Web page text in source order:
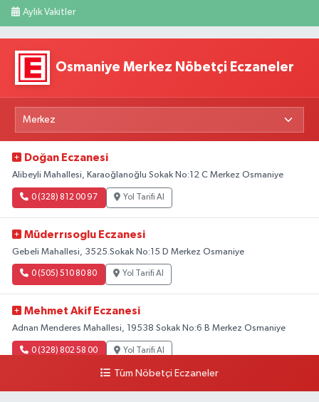
Aylık Vakitler
Osmaniye Merkez Nöbetçi Eczaneler
Doğan Eczanesi
Alibeyli Mahallesi, Karaoğlanoğlu Sokak No:12 C Merkez Osmaniye
0 (328) 812 00 97 Yol Tarifi Al
Müderrısoglu Eczanesi
Gebeli Mahallesi, 3525.Sokak No:15 D Merkez Osmaniye
0 (505) 510 80 80 Yol Tarifi Al
Mehmet Akif Eczanesi
Adnan Menderes Mahallesi, 19538 Sokak No:6 B Merkez Osmaniye
0 (328) 802 58 00 Yol Tarifi Al
Tüm Nöbetçi Eczaneler